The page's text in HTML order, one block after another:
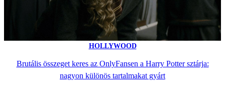
HOLLYWOOD
Brutális összeget keres az OnlyFansen a Harry Potter sztárja:
nagyon különös tartalmakat gyárt